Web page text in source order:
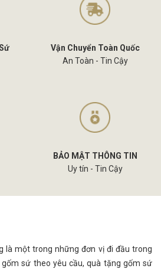
Vận Chuyển Toàn Quốc
An Toàn - Tin Cậy
BẢO MẬT THÔNG TIN
Uy tín - Tin Cậy
là một trong những đơn vị đi đầu trong
sứ theo yêu cầu, quà tặng gốm sứ